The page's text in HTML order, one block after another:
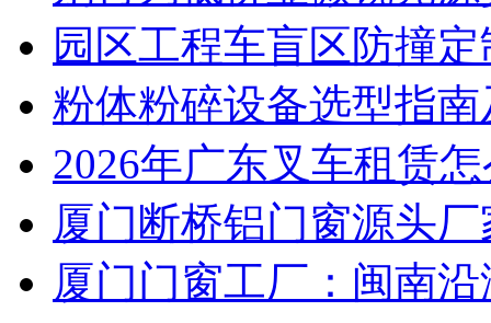
园区工程车盲区防撞
粉体粉碎设备选型指
2026年广东叉车租赁
厦门断桥铝门窗源头
厦门门窗工厂：闽南